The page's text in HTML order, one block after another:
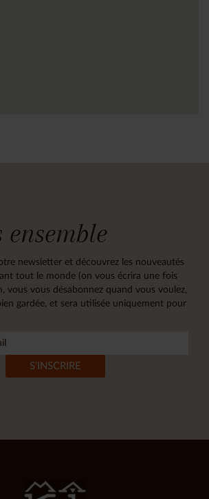
ensemble
newsletter et découvrez les nouveautés
tout le monde (on vous écrira une fois
vous vous désabonnez quand vous voulez,
gardée, et sera utilisée uniquement pour